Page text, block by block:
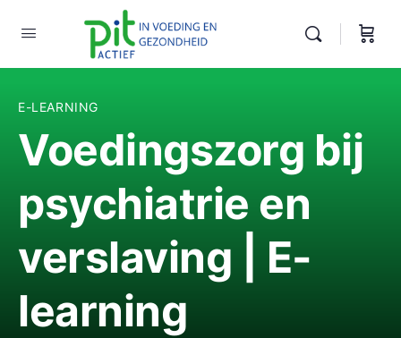
E-LEARNING
Voedingszorg bij
psychiatrie en
verslaving | E-
learning